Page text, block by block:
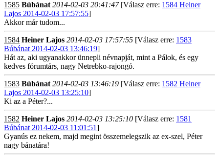
1585 Búbánat 2014-02-03 20:41:47[Válasz erre: 1584 Heiner
Lajos 2014-02-03 17:57:55]
Akkor már tudom...
1584 Heiner Lajos 2014-02-03 17:57:55 [Válasz erre: 1583
Búbánat 2014-02-03 13:46:19]
Hát az, aki ugyanakkor ünnepli névnapját, mint a Pálok, és egy
kedves fórumtárs, nagy Netrebko-rajongó.
1583 Búbánat 2014-02-03 13:46:19 [Válasz erre: 1582 Heiner
Lajos 2014-02-03 13:25:10]
Ki az a Péter?...
1582 Heiner Lajos 2014-02-03 13:25:10 [Válasz erre: 1581
Búbánat 2014-02-03 11:01:51]
Gyanús ez nekem, majd megint összemelegszik az ex-szel, Péter
nagy bánatára!